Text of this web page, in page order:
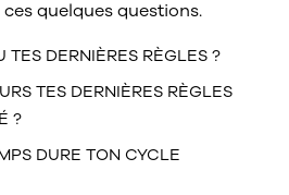
quelques questions.
TES DERNIÈRES RÈGLES ?
TES DERNIÈRES RÈGLES
?
DURE TON CYCLE